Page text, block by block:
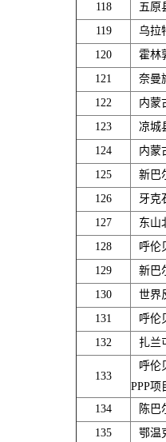
118
五原
119
乌拉
120
霍林
121
奈曼
122
内蒙
123
凉城
124
内蒙
125
新巴
126
牙克
127
东山
128
呼伦
129
新巴
130
世界
131
呼伦
132
扎兰
133
呼伦
PPP项
134
陈巴
135
鄂温